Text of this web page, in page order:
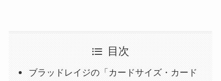
目次
ブラッドレイジの「カードサイズ・カード